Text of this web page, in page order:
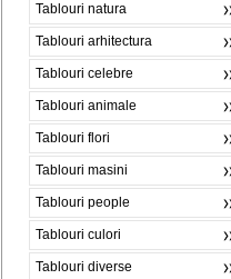
Tablouri natura
Tablouri arhitectura
Tablouri celebre
Tablouri animale
Tablouri flori
Tablouri masini
Tablouri people
Tablouri culori
Tablouri diverse